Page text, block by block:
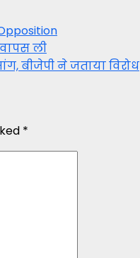
ली
बीजेपी ने जताया विरोध
*